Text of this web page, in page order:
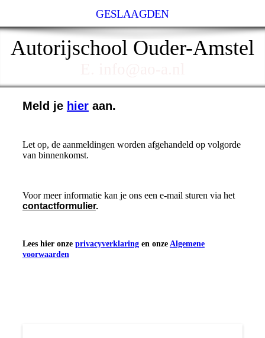
GESLAAGDEN
Autorijschool Ouder-Amstel
Meld je hieraan.
Let op, de aanmeldingen worden afgehandeld op volgorde
van binnenkomst.
Voor meer informatie kan je ons een e-mail sturen via het
contactformulier.
Lees hier onze privacyverklaringen onze Algemene
voorwaarden